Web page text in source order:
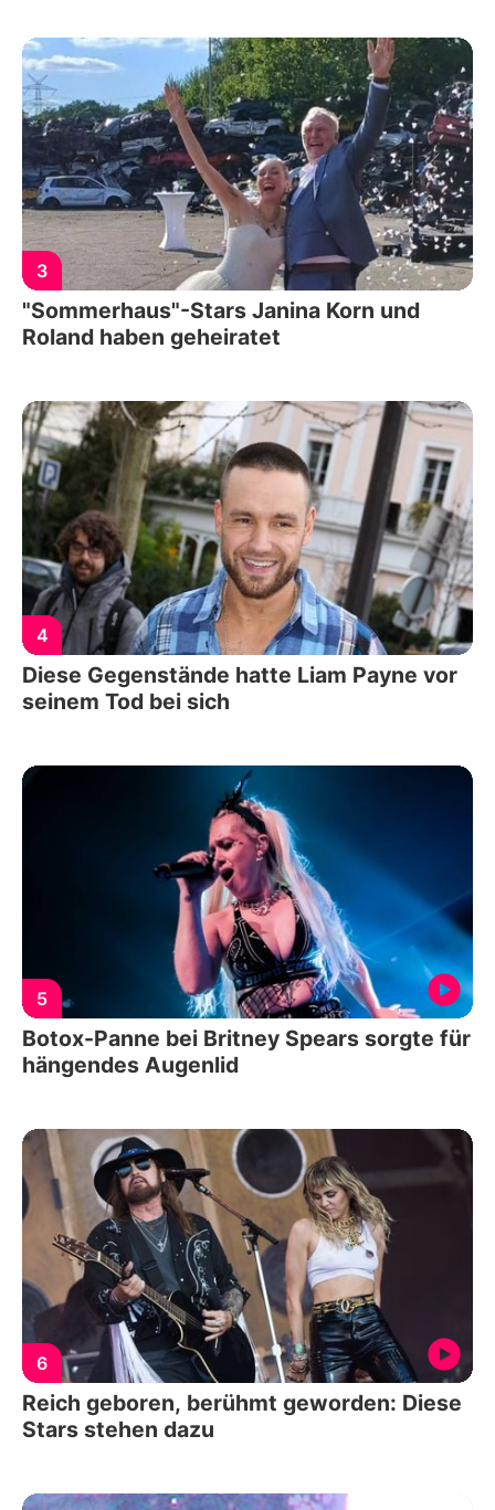
3
"Sommerhaus"-Stars Janina Korn und
Roland haben geheiratet
4
Diese Gegenstände hatte Liam Payne vor
seinem Tod bei sich
5
Botox-Panne bei Britney Spears sorgte für
hängendes Augenlid
6
Reich geboren, berühmt geworden: Diese
Stars stehen dazu